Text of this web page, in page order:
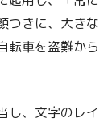
つきに、大きな
転車を盗難から
し、文字のレイ